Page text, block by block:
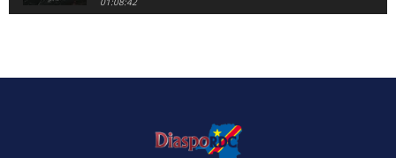
Dieu de Secours - God of Rescue / Adoration
Yahweh Sabaoth / Prophetic Worship Instrumental
/ Piano pour prier / Instrumental d'intercession